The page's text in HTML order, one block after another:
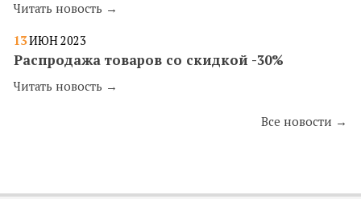
Читать новость →
13ИЮН2023
Распродажа товаров со скидкой -30%
Читать новость →
Все новости →